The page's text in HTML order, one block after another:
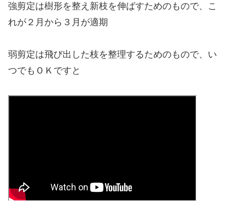
強剪定は樹形を整え新枝を伸ばすためのもので、こ
れが２月から３月が適期
弱剪定は飛び出した枝を整理するためのもので、い
つでもＯＫですと